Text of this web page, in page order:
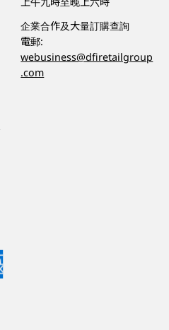
企業合作及大量訂購查詢
電郵:
webusiness@dfiretailgroup
.com